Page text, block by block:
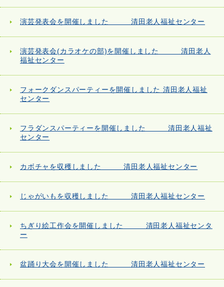
演芸発表会を開催しました 清田老人福祉センター
演芸発表会(カラオケの部)を開催しました 清田老人
福祉センター
フォークダンスパーティーを開催しました 清田老人福祉
センター
フラダンスパーティーを開催しました 清田老人福祉
センター
カボチャを収穫しました 清田老人福祉センター
じゃがいもを収穫しました 清田老人福祉センター
ちぎり絵工作会を開催しました 清田老人福祉センタ
ー
盆踊り大会を開催しました 清田老人福祉センター